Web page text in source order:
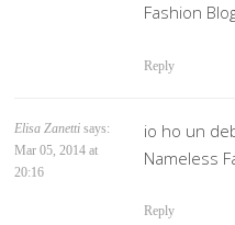
Fashion
Reply
Elisa Zanetti says:
Mar 05, 2014 at
20:16
io ho un
Nameless
Reply